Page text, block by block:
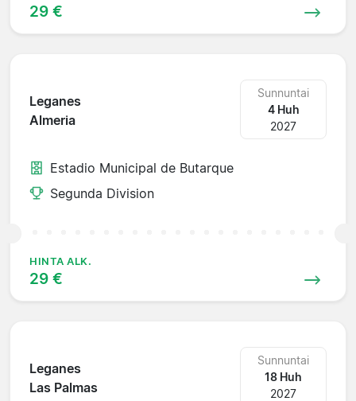
29 €
Leganes
Almeria
Sunnuntai
4 Huh
2027
Estadio Municipal de Butarque
Segunda Division
HINTA ALK.
29 €
Leganes
Las Palmas
Sunnuntai
18 Huh
2027